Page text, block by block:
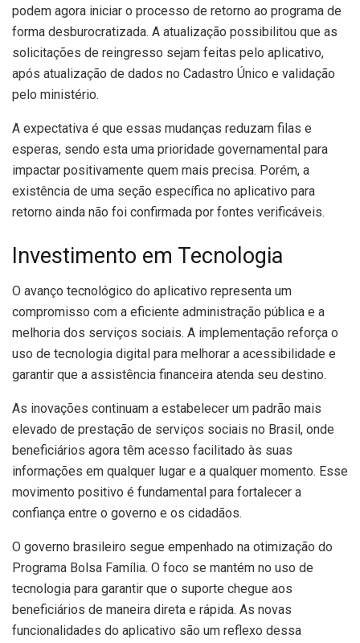
podem agora iniciar o processo de retorno ao programa de
forma desburocratizada. A atualização possibilitou que as
solicitações de reingresso sejam feitas pelo aplicativo,
após atualização de dados no Cadastro Único e validação
pelo ministério.
A expectativa é que essas mudanças reduzam filas e
esperas, sendo esta uma prioridade governamental para
impactar positivamente quem mais precisa. Porém, a
existência de uma seção específica no aplicativo para
retorno ainda não foi confirmada por fontes verificáveis.
Investimento em Tecnologia
O avanço tecnológico do aplicativo representa um
compromisso com a eficiente administração pública e a
melhoria dos serviços sociais. A implementação reforça o
uso de tecnologia digital para melhorar a acessibilidade e
garantir que a assistência financeira atenda seu destino.
As inovações continuam a estabelecer um padrão mais
elevado de prestação de serviços sociais no Brasil, onde
beneficiários agora têm acesso facilitado às suas
informações em qualquer lugar e a qualquer momento. Esse
movimento positivo é fundamental para fortalecer a
confiança entre o governo e os cidadãos.
O governo brasileiro segue empenhado na otimização do
Programa Bolsa Família. O foco se mantém no uso de
tecnologia para garantir que o suporte chegue aos
beneficiários de maneira direta e rápida. As novas
funcionalidades do aplicativo são um reflexo dessa